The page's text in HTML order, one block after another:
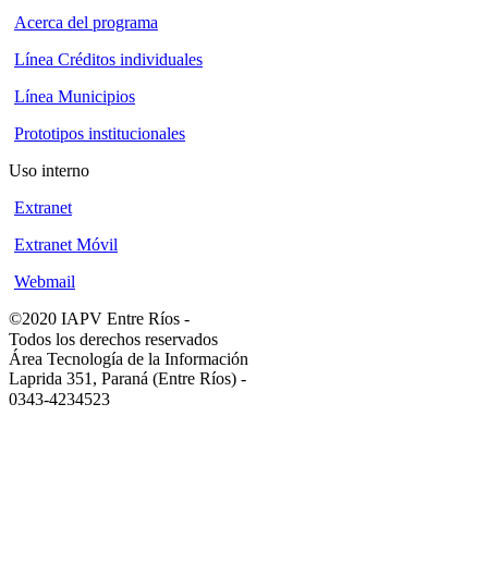
Acerca del programa
Línea Créditos individuales
Línea Municipios
Prototipos institucionales
Uso interno
Extranet
Extranet Móvil
Webmail
©2020 IAPV Entre Ríos -
Todos los derechos reservados
Área Tecnología de la Información
Laprida 351, Paraná (Entre Ríos) -
0343-4234523